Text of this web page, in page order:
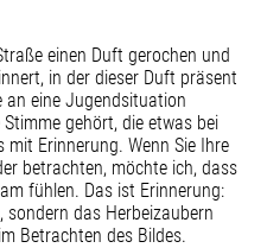
einen Duft gerochen und
in der dieser Duft präsent
an eine Jugendsituation
gehört, die etwas bei
mit Erinnerung. Wenn Sie Ihre
betrachten, möchte ich, dass
fühlen. Das ist Erinnerung:
das Herbeizaubern
Betrachten des Bildes.